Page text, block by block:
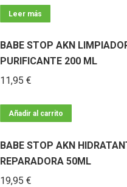
Leer más
BABE STOP AKN
PURIFICANTE 200 ML
11,95 €
Añadir al carrito
BABE STOP AKN
REPARADORA 50ML
19,95 €